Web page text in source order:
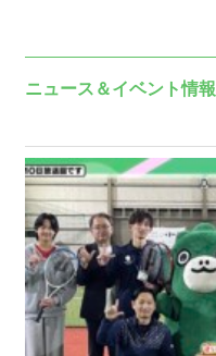
ニュース＆イベント情報